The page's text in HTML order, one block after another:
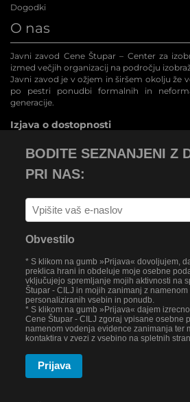
Dogodki
O nas
Javni zavod Cene Štupar – Center za
izmed večjih organizacij na področju
Javni zavod je v ožjem in širšem okolju že
po pestri ponudbi formalnih in
generacije.
Izjava o dostopnosti
BODITE SEZNANJENI Z
PRI NAS:
Obvestilo
* S klikom na gumb »Prijava« dovoljujem,
preklica hrani in obdeluje moje osebne
vključujejo spremljanje mojih aktivnosti na
Štupar - CILJ in mojih zanimanj z
personaliziranih vsebin in ponudb.
* S klikom na gumb »Prijava« dajem
Cene Štupar - CILJ zgoraj vpisane osebne
namenom vodenja evidence zanimanja ter
kontaktira v zvezi z vsebino na spletnih
Prijava